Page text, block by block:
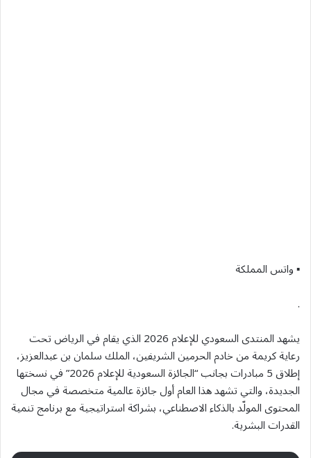
▪︎ واتس المملكة
.
يشهد المنتدى السعودي للإعلام 2026 الذي يقام في الرياض تحت
رعاية كريمة من خادم الحرمين الشريفين، الملك سلمان بن عبدالعزيز،
إطلاق 5 مبادرات بجانب “الجائزة السعودية للإعلام 2026” في نسختها
الجديدة، والتي تشهد هذا العام أول جائزة عالمية متخصصة في مجال
المحتوى المولّد بالذكاء الاصطناعي، بشراكة استراتيجية مع برنامج تنمية
القدرات البشرية.